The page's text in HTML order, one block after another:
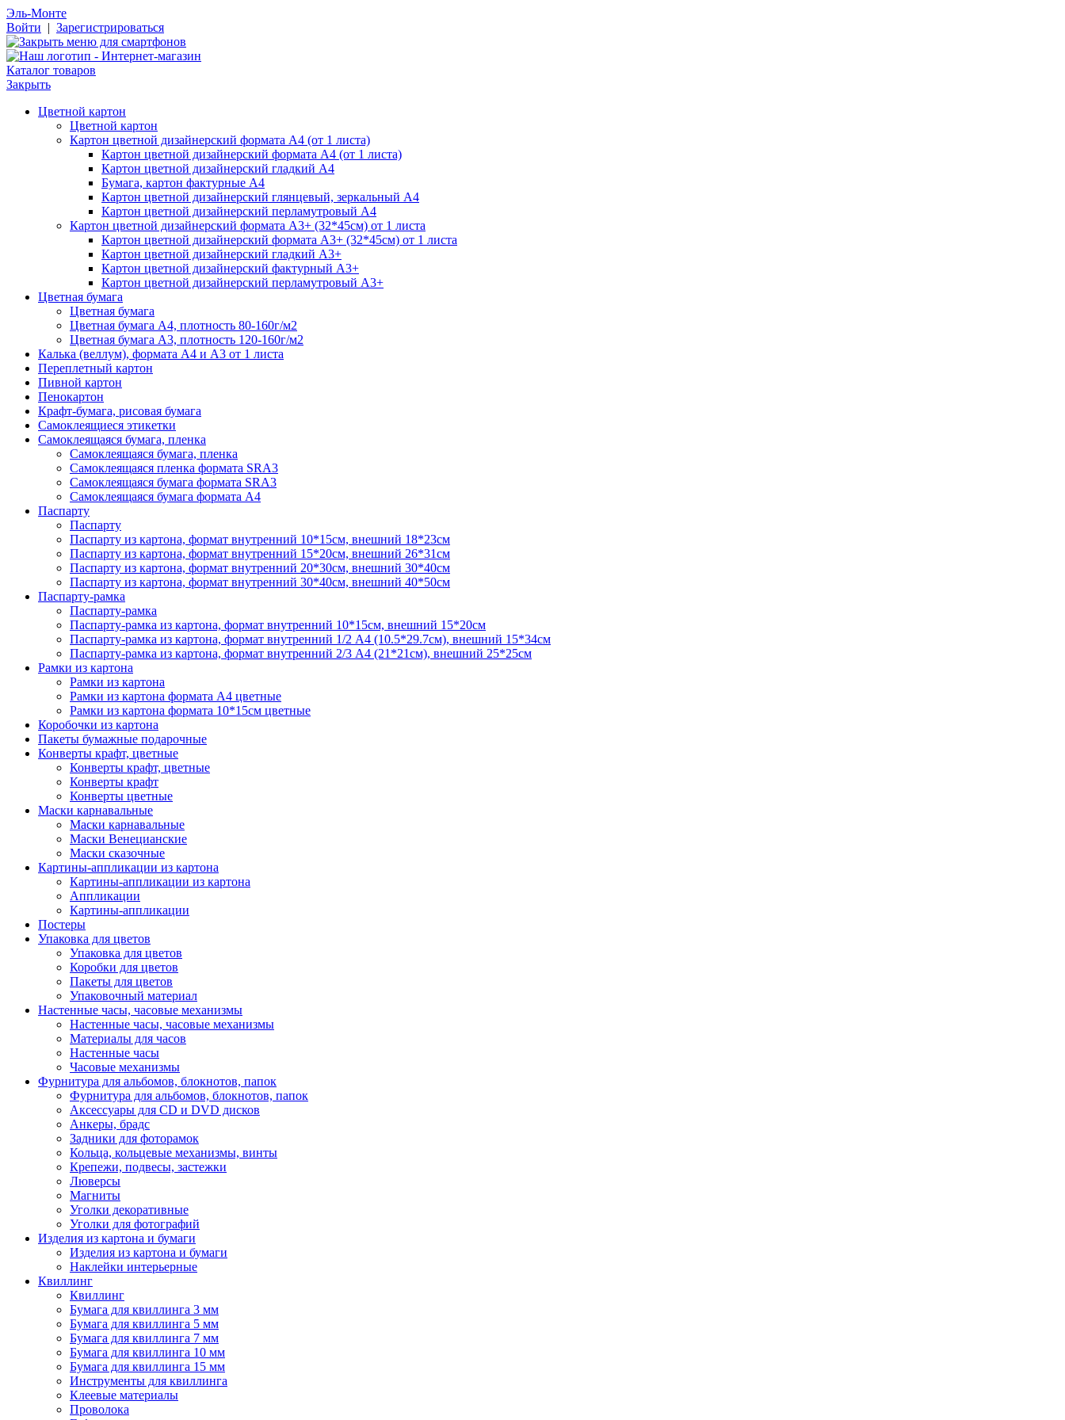
Эль-Монте
Войти | Зарегистрироваться
Каталог товаров
Закрыть
Цветной картон
Цветной картон
Картон цветной дизайнерский формата А4 (от 1 листа)
Картон цветной дизайнерский формата А4 (от 1 листа)
Картон цветной дизайнерский гладкий А4
Бумага, картон фактурные А4
Картон цветной дизайнерский глянцевый, зеркальный А4
Картон цветной дизайнерский перламутровый А4
Картон цветной дизайнерский формата А3+ (32*45см) от 1 листа
Картон цветной дизайнерский формата А3+ (32*45см) от 1 листа
Картон цветной дизайнерский гладкий А3+
Картон цветной дизайнерский фактурный А3+
Картон цветной дизайнерский перламутровый А3+
Цветная бумага
Цветная бумага
Цветная бумага А4, плотность 80-160г/м2
Цветная бумага А3, плотность 120-160г/м2
Калька (веллум), формата А4 и А3 от 1 листа
Переплетный картон
Пивной картон
Пенокартон
Крафт-бумага, рисовая бумага
Самоклеящиеся этикетки
Самоклеящаяся бумага, пленка
Самоклеящаяся бумага, пленка
Самоклеящаяся пленка формата SRА3
Самоклеящаяся бумага формата SRА3
Самоклеящаяся бумага формата А4
Паспарту
Паспарту
Паспарту из картона, формат внутренний 10*15см, внешний 18*23см
Паспарту из картона, формат внутренний 15*20см, внешний 26*31см
Паспарту из картона, формат внутренний 20*30см, внешний 30*40см
Паспарту из картона, формат внутренний 30*40см, внешний 40*50см
Паспарту-рамка
Паспарту-рамка
Паспарту-рамка из картона, формат внутренний 10*15см, внешний 15*20см
Паспарту-рамка из картона, формат внутренний 1/2 А4 (10.5*29.7см), внешний 15*34см
Паспарту-рамка из картона, формат внутренний 2/3 А4 (21*21см), внешний 25*25см
Рамки из картона
Рамки из картона
Рамки из картона формата А4 цветные
Рамки из картона формата 10*15см цветные
Коробочки из картона
Пакеты бумажные подарочные
Конверты крафт, цветные
Конверты крафт, цветные
Конверты крафт
Конверты цветные
Маски карнавальные
Маски карнавальные
Маски Венецианские
Маски сказочные
Картины-аппликации из картона
Картины-аппликации из картона
Аппликации
Картины-аппликации
Постеры
Упаковка для цветов
Упаковка для цветов
Коробки для цветов
Пакеты для цветов
Упаковочный материал
Настенные часы, часовые механизмы
Настенные часы, часовые механизмы
Материалы для часов
Настенные часы
Часовые механизмы
Фурнитура для альбомов, блокнотов, папок
Фурнитура для альбомов, блокнотов, папок
Аксессуары для CD и DVD дисков
Анкеры, брадс
Задники для фоторамок
Кольца, кольцевые механизмы, винты
Крепежи, подвесы, застежки
Люверсы
Магниты
Уголки декоративные
Уголки для фотографий
Изделия из картона и бумаги
Изделия из картона и бумаги
Наклейки интерьерные
Квиллинг
Квиллинг
Бумага для квиллинга 3 мм
Бумага для квиллинга 5 мм
Бумага для квиллинга 7 мм
Бумага для квиллинга 10 мм
Бумага для квиллинга 15 мм
Инструменты для квиллинга
Клеевые материалы
Проволока